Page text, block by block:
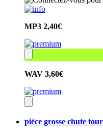
MP3 2,40€
WAV 3,60€
pièce grosse chute